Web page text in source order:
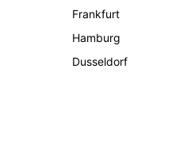
Frankfurt
Hamburg
Dusseldorf